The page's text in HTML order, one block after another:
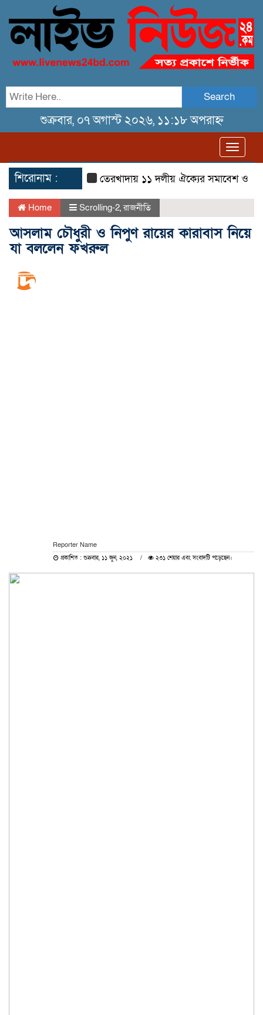
Search
শুক্রবার, ০৭ অগাস্ট ২০২৬, ১১:১৮ অপরাহ্ন
শিরোনাম : তেরখাদায় ১১ দলীয় ঐক্যের সমাবেশ ও গণ
Home Scrolling-2,রাজনীতি
আসলাম চৌধুরী ও নিপুণ রায়ের কারাবাস নিয়ে
যা বললেন ফখরুল
Reporter Name
প্রকাশিত : শুক্রবার, ১১ জুন, ২০২১ ২৩১ শেয়ার এবং সংবাদটি পড়েছেন।